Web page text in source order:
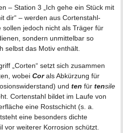
– Station 3 „Ich gehe ein Stück mit
dir“ – werden aus Cortenstahl-
sollen jedoch nicht als Träger für
sondern unmittelbar so
selbst das Motiv enthält.
„Corten“ setzt sich zusammen
wobei Corals Abkürzung für
und ten für tensile
Cortenstahl bildet im Laufe von
eine Rostschicht (s. a.
eine besonders dichte
vor weiterer Korrosion schützt.